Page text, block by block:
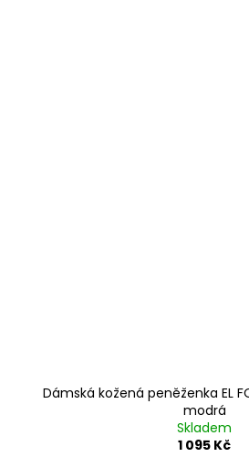
Dámská kožená peněženka EL
modrá
Skladem
1 095 Kč